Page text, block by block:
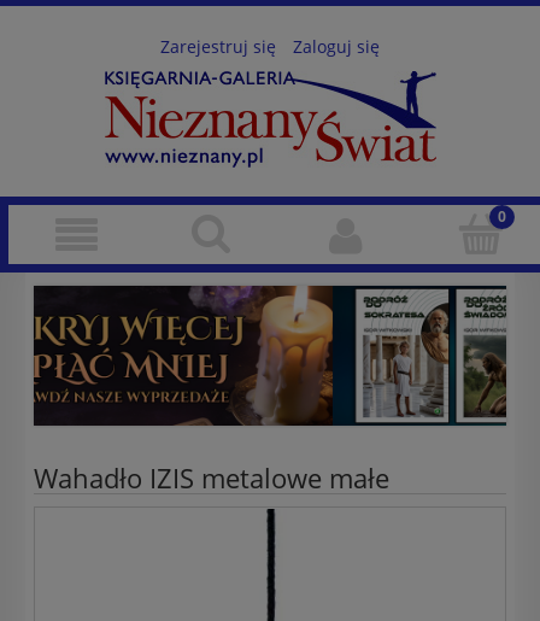
Zarejestruj się Zaloguj się
Wahadło IZIS metalowe małe